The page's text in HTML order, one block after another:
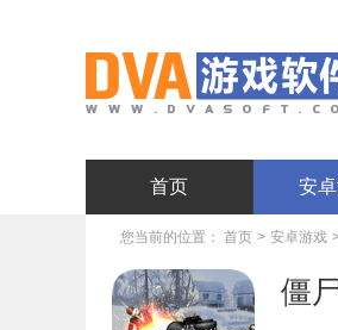
首页 安
您当前的位置： 首页 > 安卓游戏
僵